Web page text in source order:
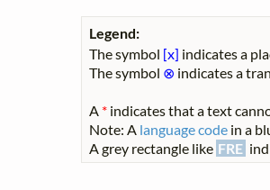
Legend:
The symbol [x] indicates a
The symbol ⊗ indicates a
A * indicates that a text
Note: A language code in a
A grey rectangle like FRE